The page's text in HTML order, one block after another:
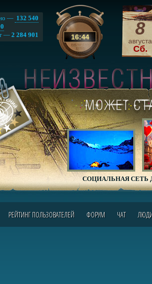
16:44
— 132 540
—2 284 901 8
августа
Сб.
СОЦИАЛЬНАЯ СЕТЬ
РЕЙТИНГ ПОЛЬЗОВАТЕЛЕЙ ФОРУМ ЧАТ